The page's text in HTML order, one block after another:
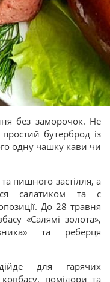
без заморочок. Не
простий бутерброд із
одну чашку кави чи
пишного застілля, а
салатиком та с
До 28 травня
«Салямі золота»,
та реберця
для гарячих
помідори та